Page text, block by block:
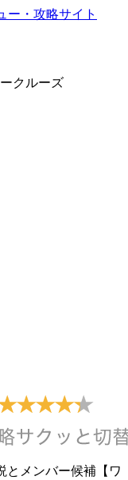
クルーズ
とメンバー候補【ワ